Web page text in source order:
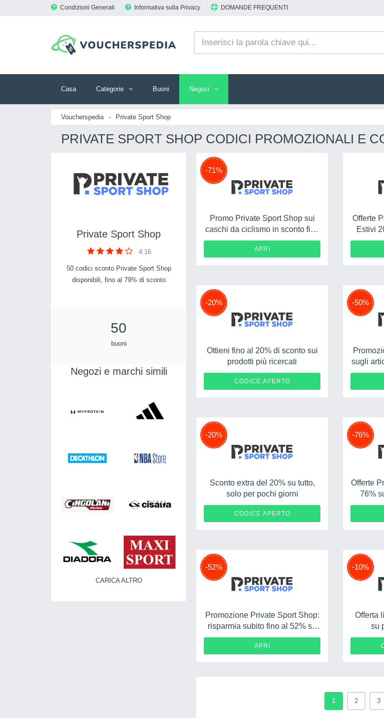
Condizioni Generali Informativa sulla Privacy DOMANDE FREQUENTI
Casa Categorie Buoni Negozi
Voucherspedia - Private Sport Shop
PRIVATE SPORT SHOP CODICI PROMOZIONALI E
Private Sport Shop
4.16
50 codici sconto Private Sport Shop
disponibili, fino al 79% di sconto
50
buoni
Negozi e marchi simili
CARICA ALTRO
-71%
Promo Private Sport Shop sui
caschi da ciclismo in sconto fino
al 71%
APRI
Offerte
Estivi
-20%
Ottieni fino al 20% di sconto sui
prodotti più ricercati
CODICE APERTO20OFF
-50%
sugli
-20%
Sconto extra del 20% su tutto,
solo per pochi giorni
CODICE APERTOISOBAA20
-76%
Offerte
76%
-52%
Promozione Private Sport Shop:
risparmia subito fino al 52% su
La Sportiva
APRI
-10%
Offerta
su
1 2 3